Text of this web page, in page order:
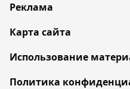
Реклама
Карта сайта
Использование
Политика